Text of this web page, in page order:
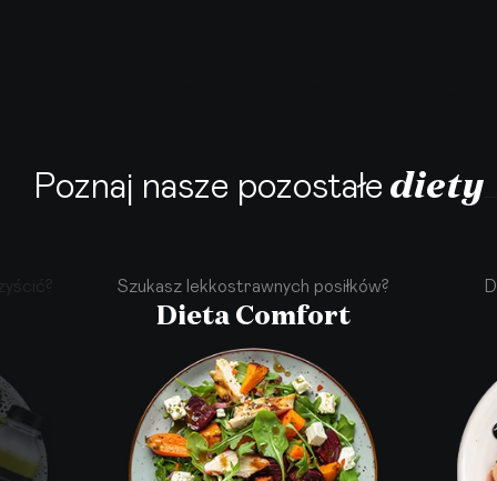
Poznaj nasze pozostałe diety
Szukasz lekkostrawnych posiłków?
Dieta Comfort